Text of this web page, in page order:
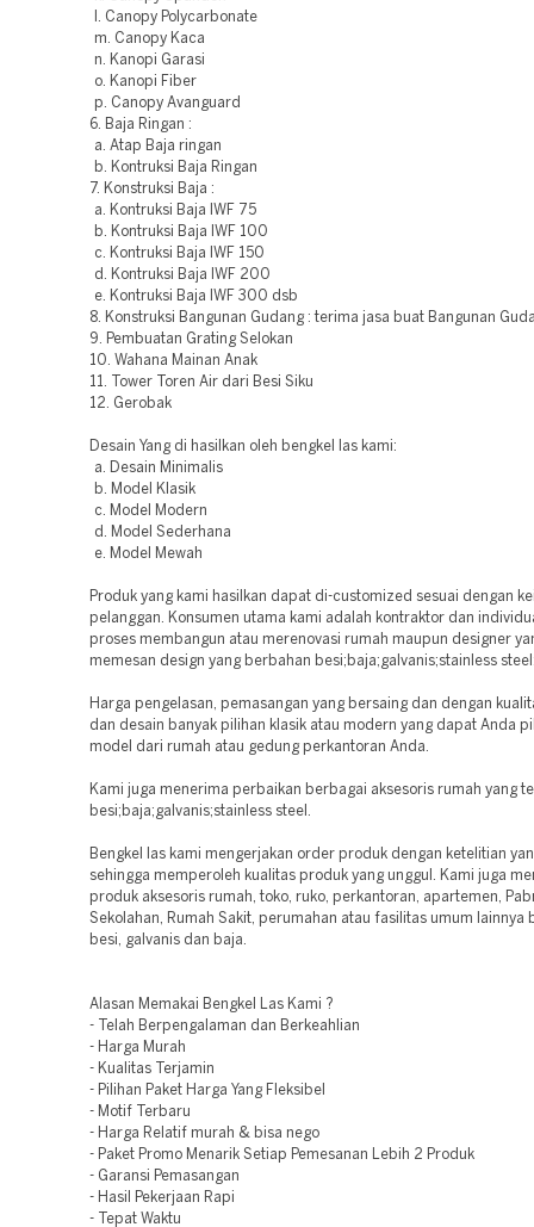
l. Canopy Polycarbonate
m. Canopy Kaca
n. Kanopi Garasi
o. Kanopi Fiber
p. Canopy Avanguard
6. Baja Ringan :
a. Atap Baja ringan
b. Kontruksi Baja Ringan
7. Konstruksi Baja :
a. Kontruksi Baja IWF 75
b. Kontruksi Baja IWF 100
c. Kontruksi Baja IWF 150
d. Kontruksi Baja IWF 200
e. Kontruksi Baja IWF 300 dsb
8. Konstruksi Bangunan Gudang : terima jasa buat Bangunan
9. Pembuatan Grating Selokan
10. Wahana Mainan Anak
11. Tower Toren Air dari Besi Siku
12. Gerobak
Desain Yang di hasilkan oleh bengkel las kami:
a. Desain Minimalis
b. Model Klasik
c. Model Modern
d. Model Sederhana
e. Model Mewah
Produk yang kami hasilkan dapat di-customized sesuai dengan
pelanggan. Konsumen utama kami adalah kontraktor dan
proses membangun atau merenovasi rumah maupun designer
memesan design yang berbahan besi;baja;galvanis;stainless
Harga pengelasan, pemasangan yang bersaing dan dengan
dan desain banyak pilihan klasik atau modern yang dapat Anda
model dari rumah atau gedung perkantoran Anda.
Kami juga menerima perbaikan berbagai aksesoris rumah yang
besi;baja;galvanis;stainless steel.
Bengkel las kami mengerjakan order produk dengan ketelitian
sehingga memperoleh kualitas produk yang unggul. Kami juga
produk aksesoris rumah, toko, ruko, perkantoran, apartemen,
Sekolahan, Rumah Sakit, perumahan atau fasilitas umum lainnya
besi, galvanis dan baja.
Alasan Memakai Bengkel Las Kami ?
- Telah Berpengalaman dan Berkeahlian
- Harga Murah
- Kualitas Terjamin
- Pilihan Paket Harga Yang Fleksibel
- Motif Terbaru
- Harga Relatif murah & bisa nego
- Paket Promo Menarik Setiap Pemesanan Lebih 2 Produk
- Garansi Pemasangan
- Hasil Pekerjaan Rapi
- Tepat Waktu